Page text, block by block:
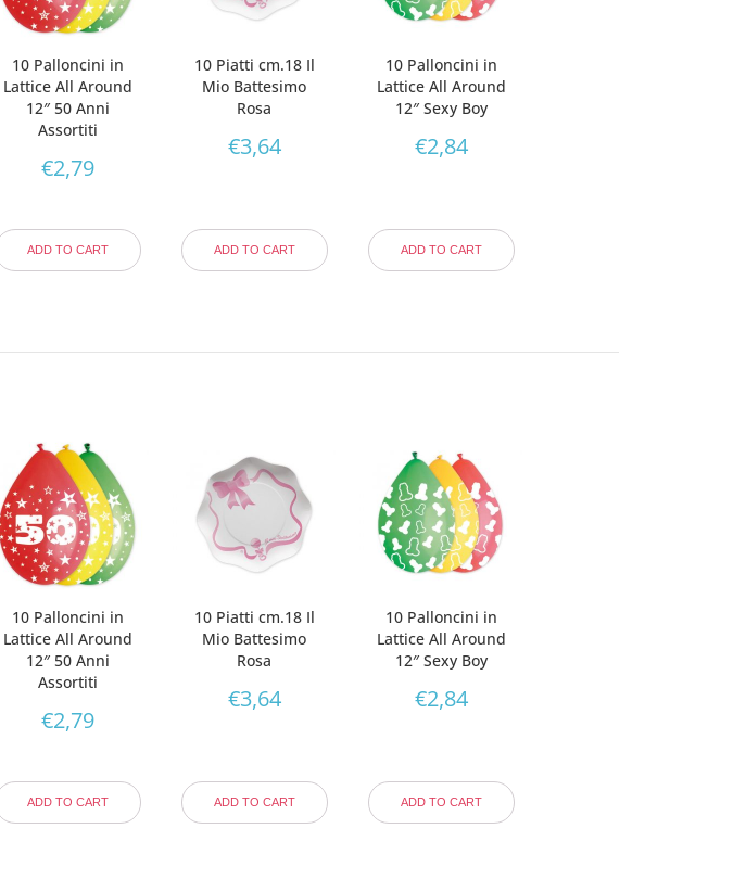
10 Palloncini in
Lattice All Around
12″ 50 Anni
Assortiti
€2,79
ADD TO CART
10 Piatti cm.18 Il
Mio Battesimo
Rosa
€3,64
ADD TO CART
10 Palloncini in
Lattice All Around
12″ Sexy Boy
€2,84
ADD TO CART
10 Palloncini in
Lattice All Around
12″ 50 Anni
Assortiti
€2,79
ADD TO CART
10 Piatti cm.18 Il
Mio Battesimo
Rosa
€3,64
ADD TO CART
10 Palloncini in
Lattice All Around
12″ Sexy Boy
€2,84
ADD TO CART